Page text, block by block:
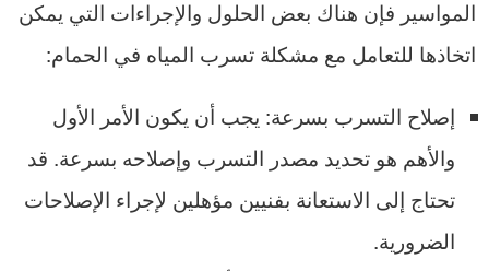
المواسير فإن هناك بعض الحلول والإجراءات التي يمكن
اتخاذها للتعامل مع مشكلة تسرب المياه في الحمام:
إصلاح التسرب بسرعة: يجب أن يكون الأمر الأول
والأهم هو تحديد مصدر التسرب وإصلاحه بسرعة. قد
تحتاج إلى الاستعانة بفنيين مؤهلين لإجراء الإصلاحات
الضرورية.